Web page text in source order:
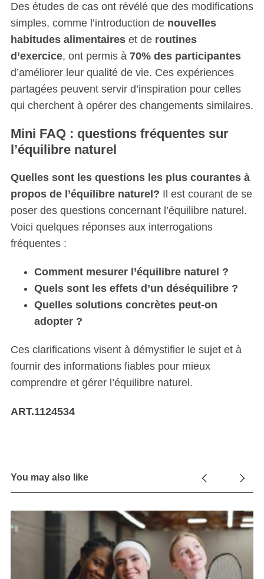
Des études de cas ont révélé que des modifications
simples, comme l’introduction de nouvelles
habitudes alimentaireset de routines
d’exercice, ont permis à 70% des participantes
d’améliorer leur qualité de vie. Ces expériences
partagées peuvent servir d’inspiration pour celles
qui cherchent à opérer des changements similaires.
Mini FAQ : questions fréquentes sur
l’équilibre naturel
Quelles sont les questions les plus courantes à
propos de l’équilibre naturel? Il est courant de se
poser des questions concernant l’équilibre naturel.
Voici quelques réponses aux interrogations
fréquentes :
Comment mesurer l’équilibre naturel ?
Quels sont les effets d’un déséquilibre ?
Quelles solutions concrètes peut-on
adopter ?
Ces clarifications visent à démystifier le sujet et à
fournir des informations fiables pour mieux
comprendre et gérer l’équilibre naturel.
ART.1124534
You may also like